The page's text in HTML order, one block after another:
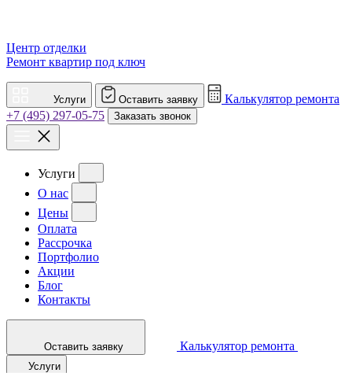
Центр отделки
Ремонт квартир под ключ
Услуги Оставить заявку
Калькулятор ремонта
+7 (495) 297-05-75
Заказать звонок
Услуги
О нас
Цены
Оплата
Рассрочка
Портфолио
Акции
Блог
Контакты
Оставить заявку Калькулятор ремонта
Услуги